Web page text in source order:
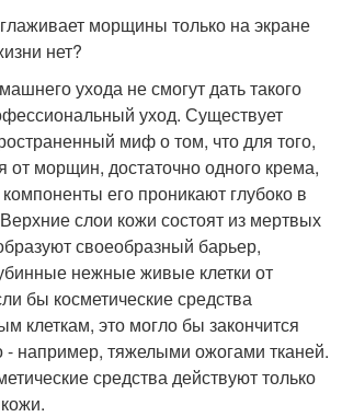
морщины только на экране
нет?
ухода не смогут дать такого
уход. Существует
миф о том, что для того,
от морщин, достаточно одного крема,
его проникают глубоко в
слои кожи состоят из мертвых
своеобразный барьер,
нежные живые клетки от
бы косметические средства
клеткам, это могло бы закончится
- например, тяжелыми ожогами тканей.
средства действуют только